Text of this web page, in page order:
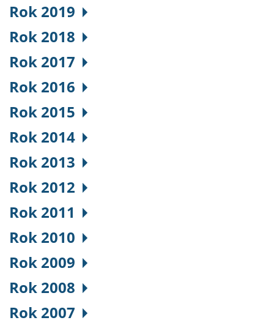
Rok 2019
Rok 2018
Rok 2017
Rok 2016
Rok 2015
Rok 2014
Rok 2013
Rok 2012
Rok 2011
Rok 2010
Rok 2009
Rok 2008
Rok 2007